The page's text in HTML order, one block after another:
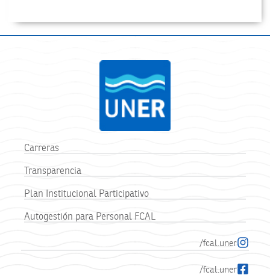
Carreras
Transparencia
Plan Institucional Participativo
Autogestión para Personal FCAL
/fcal.uner
/fcal.uner